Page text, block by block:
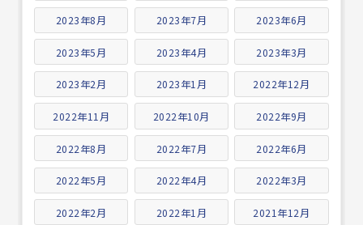
2023年8月 2023年7月 2023年6月
2023年5月 2023年4月 2023年3月
2023年2月 2023年1月 2022年12月
2022年11月 2022年10月 2022年9月
2022年8月 2022年7月 2022年6月
2022年5月 2022年4月 2022年3月
2022年2月 2022年1月 2021年12月